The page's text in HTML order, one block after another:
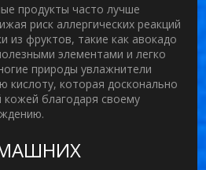
продукты часто лучше
риск аллергических реакций
из фруктов, такие как авокадо
элементами и легко
природы увлажнители
кислоту, которая досконально
благодаря своему